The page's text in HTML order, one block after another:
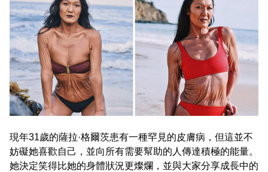
現年31歲的薩拉·格爾茨患有一種罕見的皮膚病，但這並不
妨礙她喜歡自己，並向所有需要幫助的人傳達積極的能量。
她決定笑得比她的身體狀況更燦爛，並與大家分享成長中的